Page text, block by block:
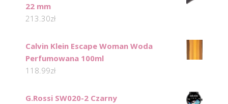
22 mm
213.30zł
Calvin Klein Escape Woman Woda
Perfumowana 100ml
118.99zł
G.Rossi SW020-2 Czarny